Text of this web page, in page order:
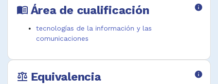
menu_book Área de cualificación info
tecnologías de la información y las
comunicaciones
balance Equivalencia info